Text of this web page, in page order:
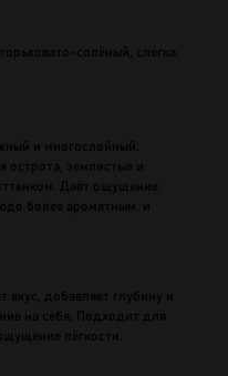
солёный, слегка
и многослойный:
острота, землистые и
Даёт ощущение
более ароматным и
вкус, добавляет глубину и
на себя. Подходит для
лёгкости.